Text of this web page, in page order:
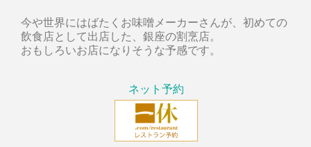
今や世界にはばたくお味噌メーカーさんが、初めての
飲食店として出店した、銀座の割烹店。
おもしろいお店になりそうな予感です。
ネット予約